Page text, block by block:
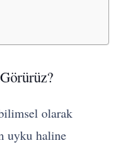
olarak
uyku haline